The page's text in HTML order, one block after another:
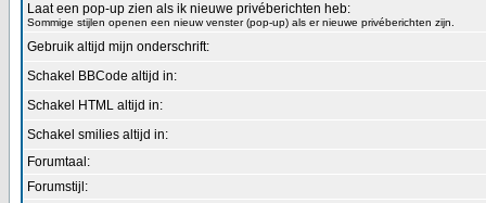
Laat een pop-up zien als ik nieuwe privéberichten heb:
Sommige stijlen openen een nieuw venster (pop-up) als er nieuwe privéberichten zijn.
Gebruik altijd mijn onderschrift:
Schakel BBCode altijd in:
Schakel HTML altijd in:
Schakel smilies altijd in:
Forumtaal:
Forumstijl: